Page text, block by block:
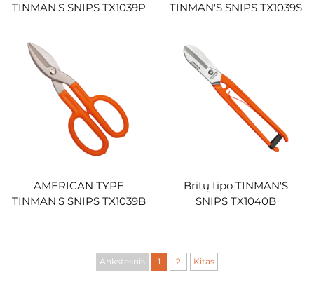
TINMAN'S SNIPS TX1039P
TINMAN'S SNIPS TX1039S
AMERICAN TYPE
TINMAN'S SNIPS TX1039B
Britų tipo TINMAN'S
SNIPS TX1040B
Ankstesnis 1 2 Kitas